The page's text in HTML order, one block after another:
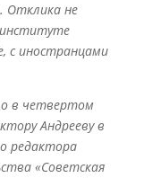
Отклика не
с иностранцами
в четвертом
Андрееву в
редактора
«Советская